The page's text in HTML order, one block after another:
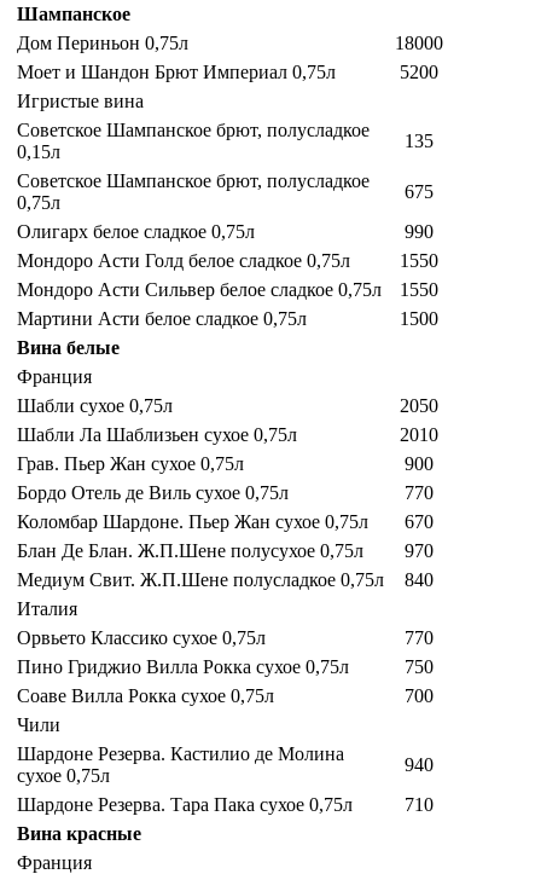
Шампанское
Дом Периньон 0,75л
18000
Моет и Шандон Брют Империал 0,75л
5200
Игристые вина
Советское Шампанское брют, полусладкое
0,15л
135
Советское Шампанское брют, полусладкое
0,75л
675
Олигарх белое сладкое 0,75л
990
Мондоро Асти Голд белое сладкое 0,75л
1550
Мондоро Асти Сильвер белое сладкое 0,75л
1550
Мартини Асти белое сладкое 0,75л
1500
Вина белые
Франция
Шабли сухое 0,75л
2050
Шабли Ла Шаблизьен сухое 0,75л
2010
Грав. Пьер Жан сухое 0,75л
900
Бордо Отель де Виль сухое 0,75л
770
Коломбар Шардоне. Пьер Жан сухое 0,75л
670
Блан Де Блан. Ж.П.Шене полусухое 0,75л
970
Медиум Свит. Ж.П.Шене полусладкое 0,75л
840
Италия
Орвьето Классико сухое 0,75л
770
Пино Гриджио Вилла Рокка сухое 0,75л
750
Соаве Вилла Рокка сухое 0,75л
700
Чили
Шардоне Резерва. Кастилио де Молина
сухое 0,75л
940
Шардоне Резерва. Тара Пака сухое 0,75л
710
Вина красные
Франция